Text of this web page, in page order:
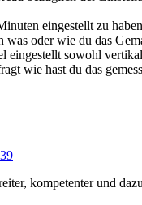
eingestellt zu
was oder wie du das
eingestellt sowohl
wie hast du das
kompetenter und